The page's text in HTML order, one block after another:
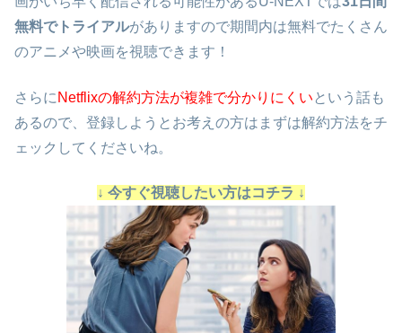
無料でトライアルがありますので期間内は無料でたくさん
のアニメや映画を視聴できます！
さらに Netflixの解約方法が複雑で分かりにくい という話も
あるので、登録しようとお考えの方はまずは解約方法をチ
ェックしてくださいね。
↓ 今すぐ視聴したい方はコチラ ↓